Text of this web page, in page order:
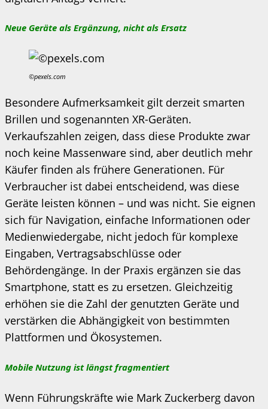
Neue Geräte als Ergänzung, nicht als Ersatz
©pexels.com
Besondere Aufmerksamkeit gilt derzeit smarten
Brillen und sogenannten XR-Geräten.
Verkaufszahlen zeigen, dass diese Produkte zwar
noch keine Massenware sind, aber deutlich mehr
Käufer finden als frühere Generationen. Für
Verbraucher ist dabei entscheidend, was diese
Geräte leisten können – und was nicht. Sie eignen
sich für Navigation, einfache Informationen oder
Medienwiedergabe, nicht jedoch für komplexe
Eingaben, Vertragsabschlüsse oder
Behördengänge. In der Praxis ergänzen sie das
Smartphone, statt es zu ersetzen. Gleichzeitig
erhöhen sie die Zahl der genutzten Geräte und
verstärken die Abhängigkeit von bestimmten
Plattformen und Ökosystemen.
Mobile Nutzung ist längst fragmentiert
Wenn Führungskräfte wie Mark Zuckerberg davon